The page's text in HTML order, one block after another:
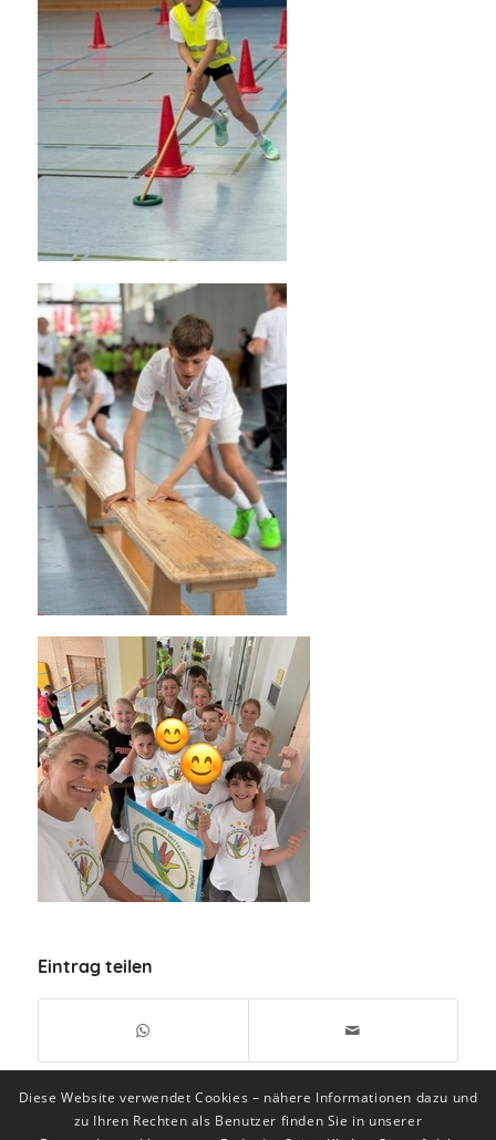
Eintrag teilen
Diese Website verwendet Cookies – nähere Informationen dazu und
zu Ihren Rechten als Benutzer finden Sie in unserer